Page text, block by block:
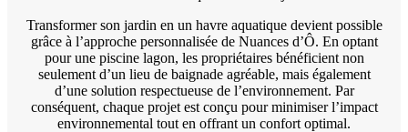
Transformer son jardin en un havre aquatique devient possible
grâce à l’approche personnalisée de Nuances d’Ô. En optant
pour une piscine lagon, les propriétaires bénéficient non
seulement d’un lieu de baignade agréable, mais également
d’une solution respectueuse de l’environnement. Par
conséquent, chaque projet est conçu pour minimiser l’impact
environnemental tout en offrant un confort optimal.